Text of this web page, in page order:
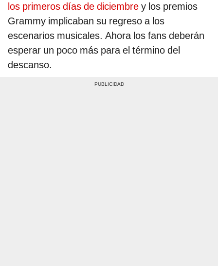
los primeros días de diciembre y los premios
Grammy implicaban su regreso a los
escenarios musicales. Ahora los fans deberán
esperar un poco más para el término del
descanso.